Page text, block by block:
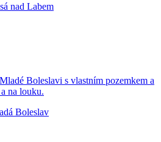
nad Labem
Boleslavi s vlastním pozemkem a
na louku.
Boleslav